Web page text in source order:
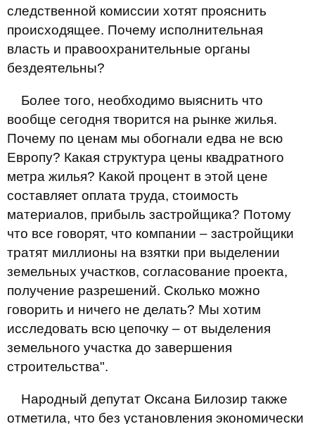
следственной комиссии хотят прояснить
происходящее. Почему исполнительная
власть и правоохранительные органы
бездеятельны?
Более того, необходимо выяснить что
вообще сегодня творится на рынке жилья.
Почему по ценам мы обогнали едва не всю
Европу? Какая структура цены квадратного
метра жилья? Какой процент в этой цене
составляет оплата труда, стоимость
материалов, прибыль застройщика? Потому
что все говорят, что компании – застройщики
тратят миллионы на взятки при выделении
земельных участков, согласование проекта,
получение разрешений. Сколько можно
говорить и ничего не делать? Мы хотим
исследовать всю цепочку – от выделения
земельного участка до завершения
строительства".
Народный депутат Оксана Билозир также
отметила, что без установления экономически